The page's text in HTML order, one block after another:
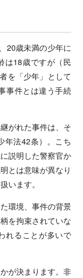
20歳未満の少年に
は18歳ですが（民
を「少年」として
事件とは違う手続
がれた事件は、そ
年法42条）。こち
説明した警察官か
とは意味が異なり
います。
環境、事件の背景
を拘束されていな
れることが多いで
が決まります。非